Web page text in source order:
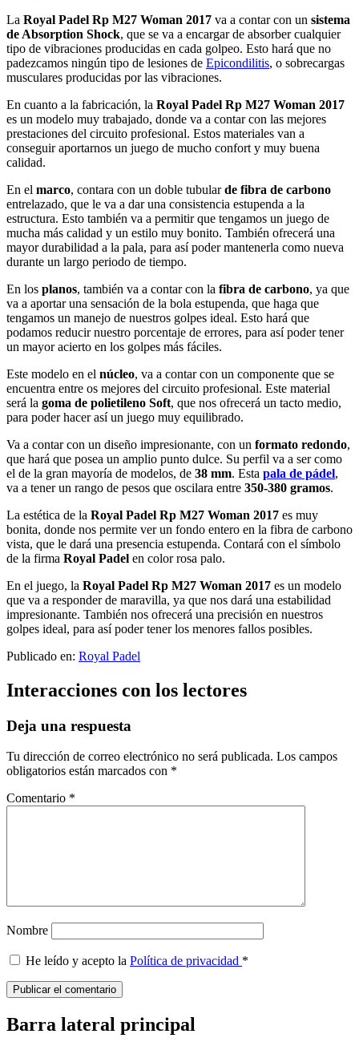
La Royal Padel Rp M27 Woman 2017 va a contar con un sistema
de Absorption Shock, que se va a encargar de absorber cualquier
tipo de vibraciones producidas en cada golpeo. Esto hará que no
padezcamos ningún tipo de lesiones de Epicondilitis, o sobrecargas
musculares producidas por las vibraciones.
En cuanto a la fabricación, la Royal Padel Rp M27 Woman 2017
es un modelo muy trabajado, donde va a contar con las mejores
prestaciones del circuito profesional. Estos materiales van a
conseguir aportarnos un juego de mucho confort y muy buena
calidad.
En el marco, contara con un doble tubularde fibra de carbono
entrelazado, que le va a dar una consistencia estupenda a la
estructura. Esto también va a permitir que tengamos un juego de
mucha más calidad y un estilo muy bonito. También ofrecerá una
mayor durabilidad a la pala, para así poder mantenerla como nueva
durante un largo periodo de tiempo.
En los planos, también va a contar con la fibra de carbono, ya que
va a aportar una sensación de la bola estupenda, que haga que
tengamos un manejo de nuestros golpes ideal. Esto hará que
podamos reducir nuestro porcentaje de errores, para así poder tener
un mayor acierto en los golpes más fáciles.
Este modelo en el núcleo, va a contar con un componente que se
encuentra entre os mejores del circuito profesional. Este material
será la goma de polietileno Soft, que nos ofrecerá un tacto medio,
para poder hacer así un juego muy equilibrado.
Va a contar con un diseño impresionante, con un formato redondo,
que hará que posea un amplio punto dulce. Su perfil va a ser como
el de la gran mayoría de modelos, de 38 mm. Esta pala de pádel,
va a tener un rango de pesos que oscilara entre 350-380 gramos.
La estética de la Royal Padel Rp M27 Woman 2017 es muy
bonita, donde nos permite ver un fondo entero en la fibra de carbono
vista, que le dará una presencia estupenda. Contará con el símbolo
de la firma Royal Padel en color rosa palo.
En el juego, la Royal Padel Rp M27 Woman 2017 es un modelo
que va a responder de maravilla, ya que nos dará una estabilidad
impresionante. También nos ofrecerá una precisión en nuestros
golpes ideal, para así poder tener los menores fallos posibles.
Publicado en: Royal Padel
Interacciones con los lectores
Deja una respuesta
Tu dirección de correo electrónico no será publicada. Los campos
obligatorios están marcados con *
Comentario *
Nombre
He leído y acepto la Política de privacidad *
Barra lateral principal